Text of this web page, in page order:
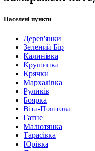
Населені пункти
Дерев'янки
Зелений Бір
Калинівка
Крушинка
Крячки
Мархалівка
Руликів
Боярка
Віта-Поштова
Гатне
Малютянка
Тарасівка
Юрівка